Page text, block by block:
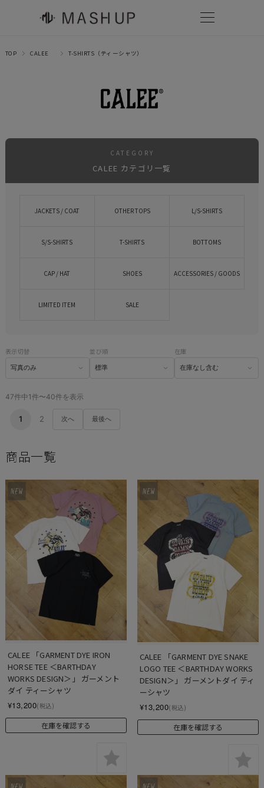
TOP CALEE T-SHIRTS（ティーシャツ）
CATEGORY
CALEE カテゴリ一覧
JACKETS / COAT OTHER TOPS L/S-SHIRTS
S/S-SHIRTS T-SHIRTS BOTTOMS
CAP / HAT SHOES ACCESSORIES / GOODS
LIMITED ITEM SALE
表示切替 並び順 在庫
47件中1件〜40件を表示
1 2 次へ 最後へ
商品一覧
CALEE 「GARMENT DYE IRON
HORSE TEE ＜BARTHDAY
WORKS DESIGN＞」 ガーメント
ダイ ティーシャツ
¥13,200(税込)
在庫を確認する
CALEE 「GARMENT DYE SNAKE
LOGO TEE ＜BARTHDAY WORKS
DESIGN＞」 ガーメントダイ ティ
ーシャツ
¥13,200(税込)
在庫を確認する